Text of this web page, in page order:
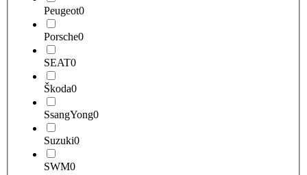
Peugeot0
Porsche0
SEAT0
Škoda0
SsangYong0
Suzuki0
SWM0